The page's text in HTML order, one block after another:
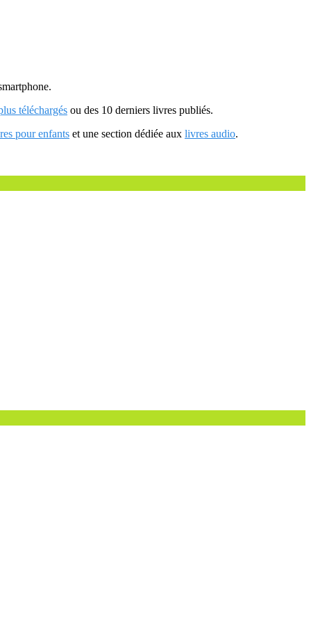
téléchargés ou des 10 derniers livres publiés.
pour enfants et une section dédiée aux livres audio.